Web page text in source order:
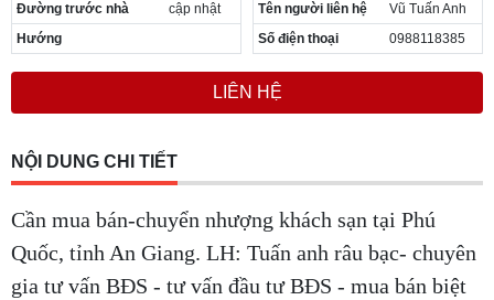
Đường trước nhà
cập nhật
Hướng
Tên người liên hệ
Vũ Tuấn Anh
Số điện thoại
0988118385
LIÊN HỆ
NỘI DUNG CHI TIẾT
Cần mua bán-chuyển nhượng khách sạn tại Phú
Quốc, tỉnh An Giang. LH: Tuấn anh râu bạc- chuyên
gia tư vấn BĐS - tư vấn đầu tư BĐS - mua bán biệt